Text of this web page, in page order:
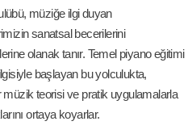
müziğe ilgi duyan
sanatsal becerilerini
olanak tanır. Temel piyano eğitimi
başlayan bu yolculukta,
müzik teorisi ve pratik uygulamalarla
ortaya koyarlar.